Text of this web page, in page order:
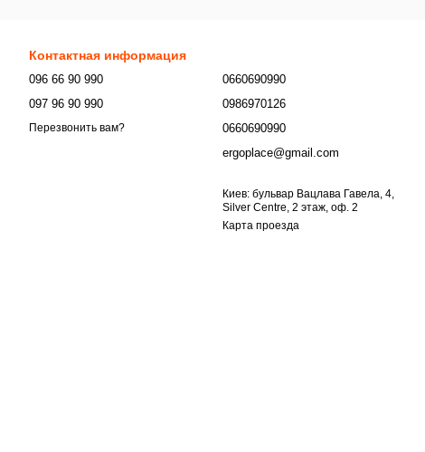
Контактная информация
096 66 90 990
097 96 90 990
Перезвонить вам?
0660690990
0986970126
0660690990
ergoplace@gmail.com
Киев: бульвар Вацлава Гавела, 4,
Silver Centre, 2 этаж, оф. 2
Карта проезда